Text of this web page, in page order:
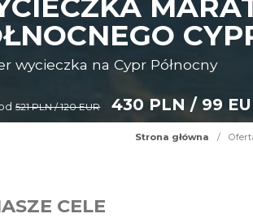
wycieczka na Cypr Północny
521 PLN / 120 EUR 430 PLN / 99
Strona główna /
CELE